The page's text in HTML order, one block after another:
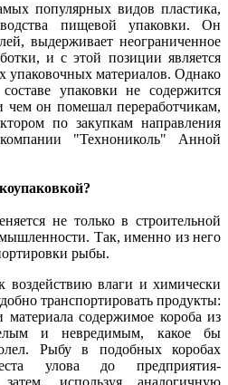
популярных видов пластика,
пищевой упаковки. Он
выдерживает неограниченное
и с этой позиции является
упаковочных материалов. Однако
упаковки не содержится
чем он помешал переработчикам,
по закупкам направления
"Технониколь" Анной
не только в строительной
Так, именно из него
рыбы.
влаги и химически
транспортировать продукты:
материала содержимое короба из
и невредимым, какое бы
Рыбу в подобных коробах
улова до предприятия-